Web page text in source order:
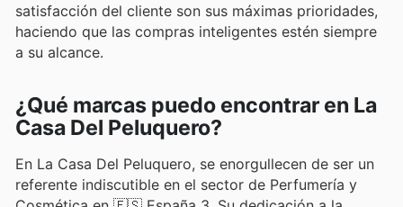
satisfacción del cliente son sus máximas prioridades,
haciendo que las compras inteligentes estén siempre
a su alcance.
¿Qué marcas puedo encontrar en La
Casa Del Peluquero?
En La Casa Del Peluquero, se enorgullecen de ser un
referente indiscutible en el sector de Perfumería y